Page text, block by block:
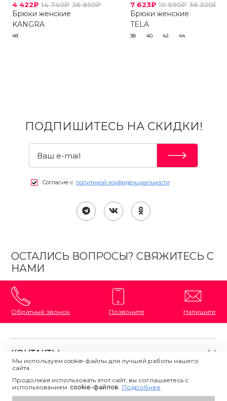
4 422₽ 14 740₽ 36 850₽
Брюки женские
KANGRA
48
7 623₽ 10 890₽ 36 300₽
Брюки женские
TELA
38 40 42 44
ПОДПИШИТЕСЬ НА СКИДКИ!
Согласие с политикой конфиденциальности
ОСТАЛИСЬ ВОПРОСЫ? СВЯЖИТЕСЬ С
НАМИ
Обратный звонок Позвоните Напишите
КОНТАКТЫ
8 (800) 333-87-72
Напишите нам
ПОЛЕЗНАЯ ИНФОРМАЦИЯ
О магазине
Мы используем cookie-файлы для лучшей работы нашего
сайта.
Продолжая использовать этот сайт, вы соглашаетесь с
использованием сookie-файлов. Подробнее